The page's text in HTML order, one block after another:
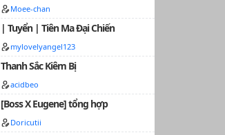
Moee-chan
| Tuyển | Tiên Ma Đại Chiến
mylovelyangel123
Thanh Sắc Kiêm Bị
acidbeo
[Boss X Eugene] tổng hợp
Doricutii